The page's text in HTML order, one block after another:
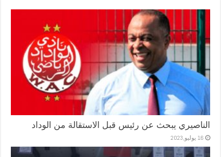
الناصيري يبحث عن رئيس قبل الاستقالة من الوداد
16 يوليو,2023